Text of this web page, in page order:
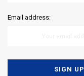
Email address: